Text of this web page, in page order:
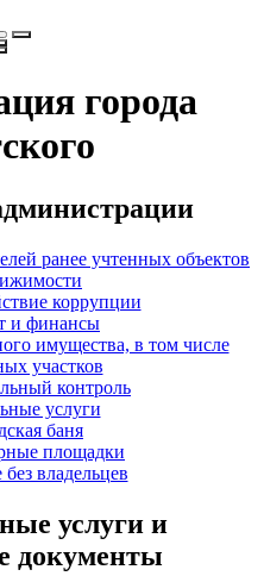
города
ранее учтенных объектов
коррупции
и финансы
имущества, в том числе
участков
контроль
услуги
баня
площадки
владельцев
услуги и
документы